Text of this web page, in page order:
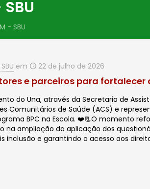
- SBU
em 22 de julho de 2026
e parceiros para fortalecer
Bento do Una, através da Secretaria de
Comunitários de Saúde (ACS) e
BPC na Escola. ❤️📃O momento
na ampliação da aplicação dos
inclusão e garantindo o acesso aos